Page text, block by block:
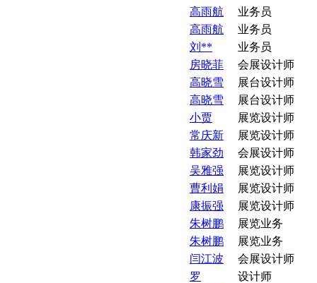
高雨航
业务员
高雨航
业务员
刘**
业务员
房晓菲
会展设计师
高晓雪
展台设计师
高晓雪
展台设计师
小贾
展览设计师
常庆新
展览设计师
韩家劲
会展设计师
吴雅强
展览设计师
曹利娟
展览设计师
康振强
展览设计师
朱树鹏
展览业务
朱树鹏
展览业务
闫江波
会展设计师
罗
设计师